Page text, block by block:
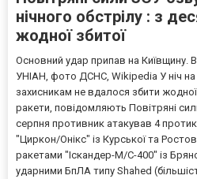
нічного обстрілу : з
жодної збитої
Основний удар припав на Київщину.
УНІАН, фото ДСНС, Wikipedia У ніч на
захисникам не вдалося збити жодної
ракети, повідомляють Повітряні
серпня противник атакував 4
"Циркон/Онікс" із Курської та
ракетами "Іскандер-М/С-400" із
ударними БпЛА типу Shahed